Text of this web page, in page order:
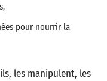
pour nourrir la
les manipulent, les